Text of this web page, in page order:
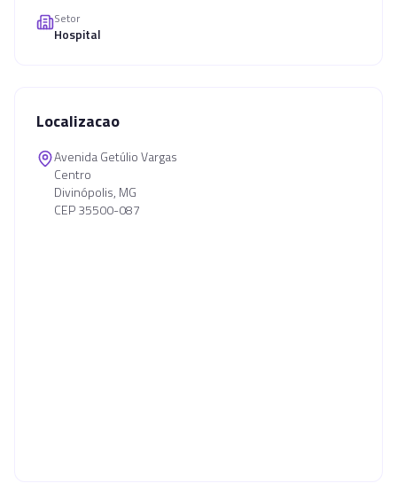
Setor
Hospital
Localizacao
Avenida Getúlio Vargas
Centro
Divinópolis, MG
CEP 35500-087